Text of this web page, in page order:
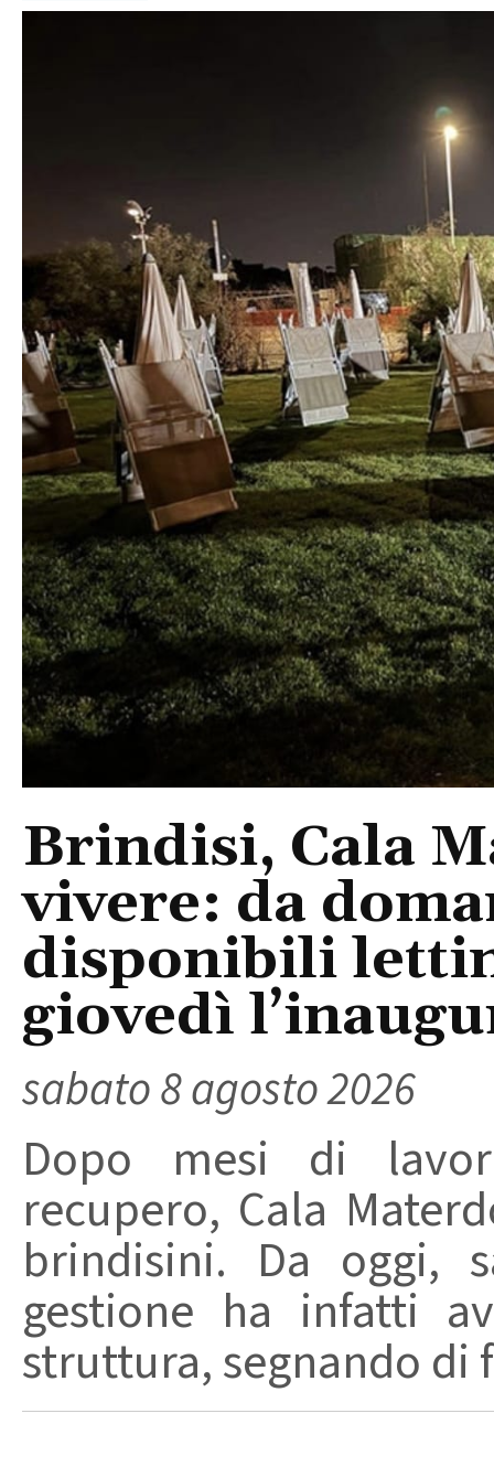
Brindisi, Cala
vivere: da
disponibili
giovedì
sabato 8 agosto 2026
Dopo mesi di
recupero, Cala
brindisini. Da oggi,
gestione ha infatti
struttura, segnando di